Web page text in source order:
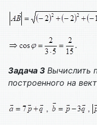
.
Задача 3 Вычислить
построенного на